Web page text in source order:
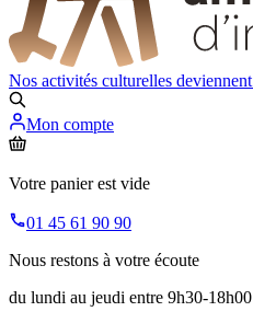
Nos activités culturelles deviennent
Mon compte
Votre panier est vide
01 45 61 90 90
Nous restons à votre écoute
du lundi au jeudi entre 9h30-18h00